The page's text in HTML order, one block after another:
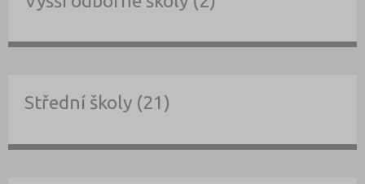
Střední školy (21)